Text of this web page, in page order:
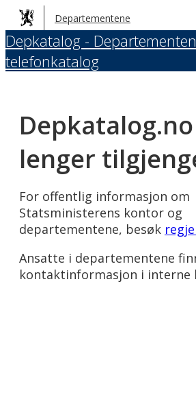
Hopp
til
hovedinnhold
Departementene
Depkatalog -
telefonkatalog
lenger
For offentlig informasjon om
Statsministerens kontor og
departementene, besøk
Ansatte i departementene
kontaktinformasjon i interne